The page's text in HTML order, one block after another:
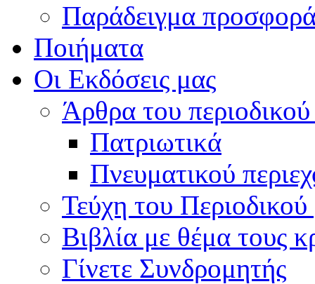
Παράδειγμα
Ποιήματα
Οι Εκδόσεις μας
Άρθρα του
Πατριωτικά
Πνευματικού
Τεύχη του Περιοδικού
Βιβλία με θέμα τους
Γίνετε Συνδρομητής